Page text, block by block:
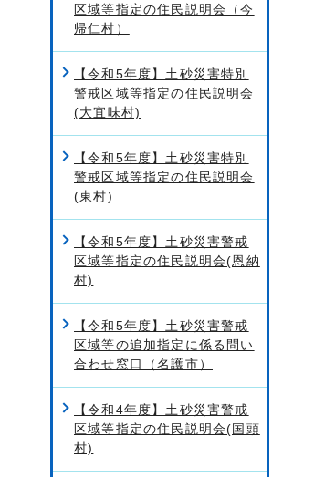
区域等指定の住民説明会（今
帰仁村）
【令和5年度】土砂災害特別
警戒区域等指定の住民説明会
(大宜味村)
【令和5年度】土砂災害特別
警戒区域等指定の住民説明会
(東村)
【令和5年度】土砂災害警戒
区域等指定の住民説明会(恩納
村)
【令和5年度】土砂災害警戒
区域等の追加指定に係る問い
合わせ窓口（名護市）
【令和4年度】土砂災害警戒
区域等指定の住民説明会(国頭
村)